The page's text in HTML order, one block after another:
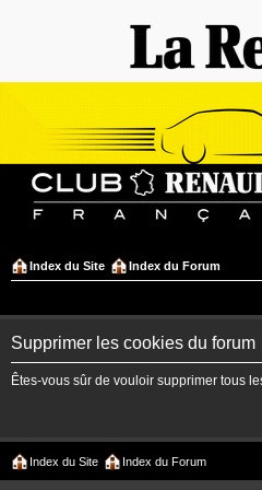
Index du Site Index du Forum
Supprimer les cookies du forum
Êtes-vous sûr de vouloir supprimer tous
Index du Site Index du Forum